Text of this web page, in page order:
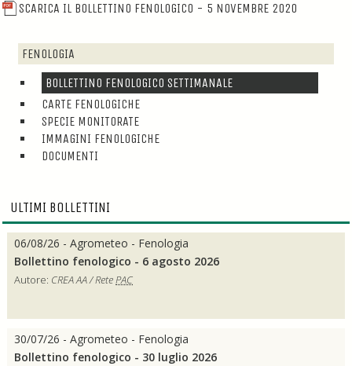
SCARICA IL BOLLETTINO FENOLOGICO - 5 NOVEMBRE 2020
FENOLOGIA
BOLLETTINO FENOLOGICO SETTIMANALE
CARTE FENOLOGICHE
SPECIE MONITORATE
IMMAGINI FENOLOGICHE
DOCUMENTI
ULTIMI BOLLETTINI
06/08/26 - Agrometeo - Fenologia
Bollettino fenologico - 6 agosto 2026
Autore: CREA AA / RetePAC
30/07/26 - Agrometeo - Fenologia
Bollettino fenologico - 30 luglio 2026